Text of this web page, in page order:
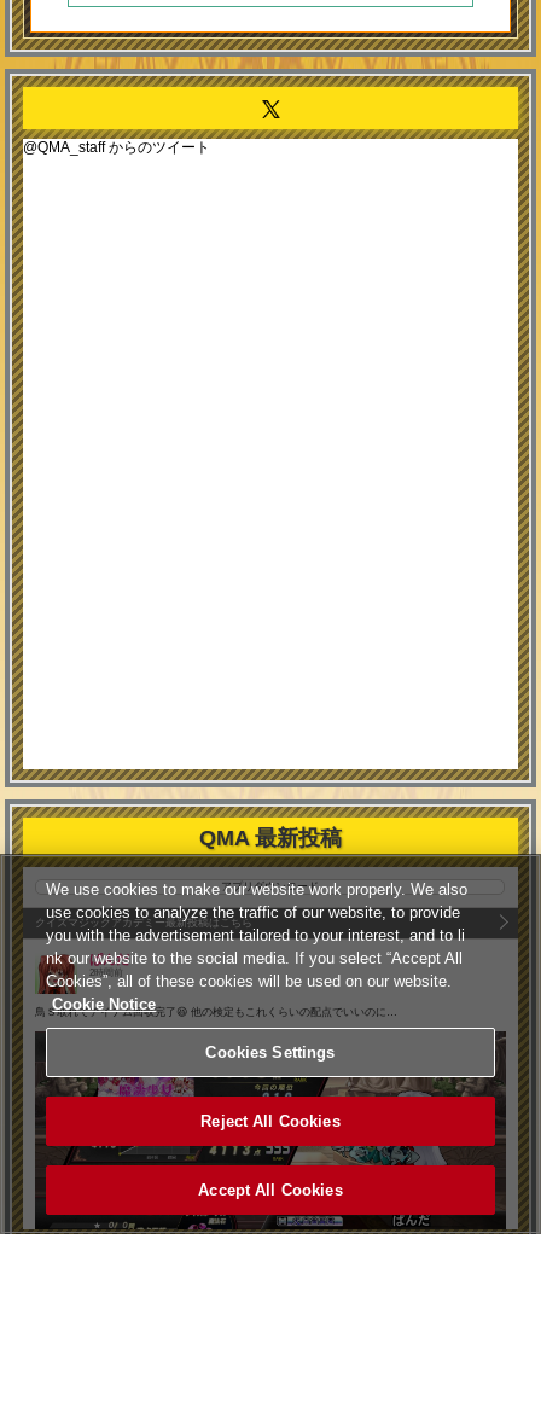
@QMA_staff からのツイート
QMA 最新投稿
アプリダウンロード
クイズマジックアカデミー最新投稿はこちら
ぱんだ
2時間前
鳥Ｓ取れてアイテム回収完了😆 他の検定もこれくらいの配点でいいのに…
We use cookies to make our website work properly. We also
use cookies to analyze the traffic of our website, to provide
you with the advertisement tailored to your interest, and to li
nk our website to the social media. If you select “Accept All
Cookies”, all of these cookies will be used on our website.
Cookie Notice
Cookies Settings
Reject All Cookies
Accept All Cookies